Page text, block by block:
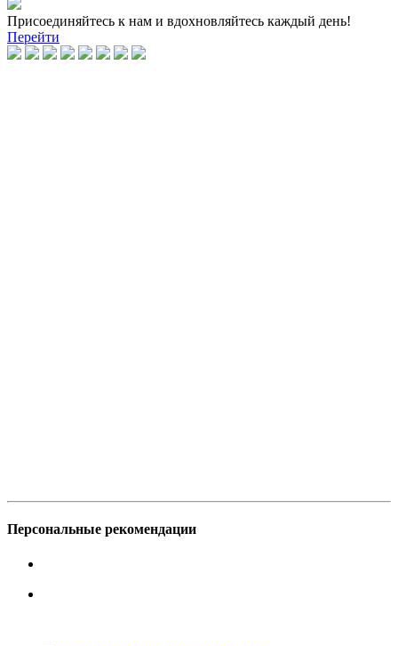
Присоединяйтесь к нам и вдохновляйтесь каждый день!
Перейти
Персональные рекомендации